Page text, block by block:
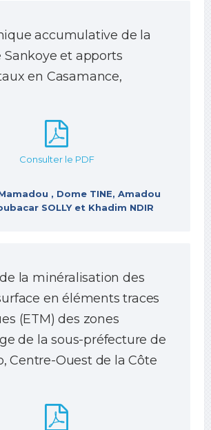
accumulative de la
Sankoye et apports
en Casamance,
Consulter le PDF
, Dome TINE, Amadou
SOLLY et Khadim NDIR
la minéralisation des
en éléments traces
(ETM) des zones
de la sous-préfecture de
Centre-Ouest de la Côte